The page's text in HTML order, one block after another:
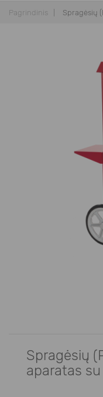
Pagrindinis Spragėsių
Spragėsių
aparatas